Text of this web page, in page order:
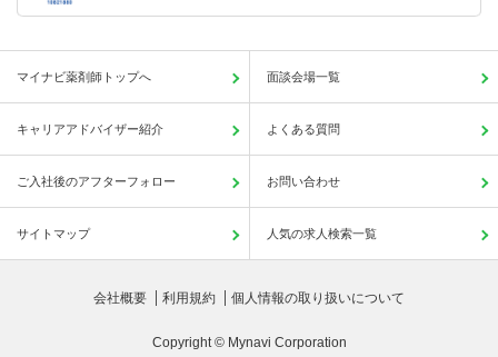
マイナビ薬剤師トップへ 面談会場一覧
キャリアアドバイザー紹介 よくある質問
ご入社後のアフターフォロー お問い合わせ
サイトマップ 人気の求人検索一覧
会社概要 利用規約 個人情報の取り扱いについて
Copyright © Mynavi Corporation